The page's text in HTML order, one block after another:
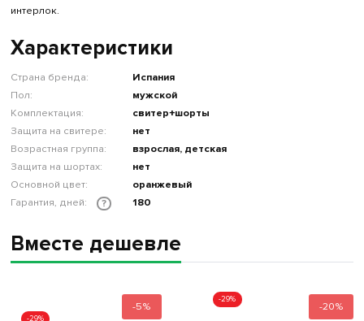
интерлок.
Характеристики
Страна бренда:
Испания
Пол:
мужской
Комплектация:
свитер+шорты
Защита на свитере:
нет
Возрастная группа:
взрослая, детская
Защита на шортах:
нет
Основной цвет:
оранжевый
Гарантия, дней:
? 180
Вместе дешевле
-5%
-29%
-20%
-29%